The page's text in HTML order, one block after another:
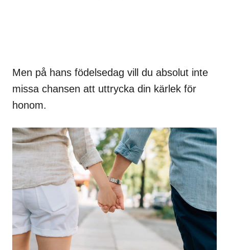
Men på hans födelsedag vill du absolut inte
missa chansen att uttrycka din kärlek för
honom.